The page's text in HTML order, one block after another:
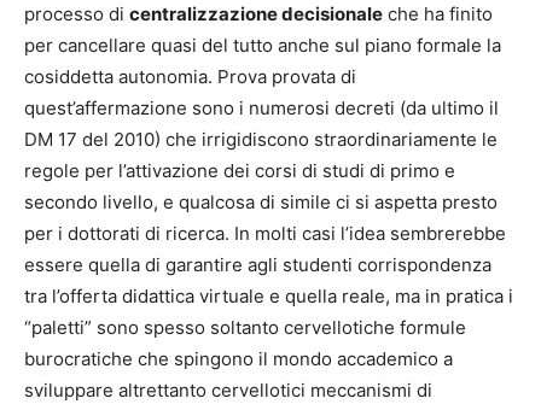
processo di centralizzazione decisionale che ha finito
per cancellare quasi del tutto anche sul piano formale la
cosiddetta autonomia. Prova provata di
quest’affermazione sono i numerosi decreti (da ultimo il
DM 17 del 2010) che irrigidiscono straordinariamente le
regole per l’attivazione dei corsi di studi di primo e
secondo livello, e qualcosa di simile ci si aspetta presto
per i dottorati di ricerca. In molti casi l’idea sembrerebbe
essere quella di garantire agli studenti corrispondenza
tra l’offerta didattica virtuale e quella reale, ma in pratica i
“paletti” sono spesso soltanto cervellotiche formule
burocratiche che spingono il mondo accademico a
sviluppare altrettanto cervellotici meccanismi di